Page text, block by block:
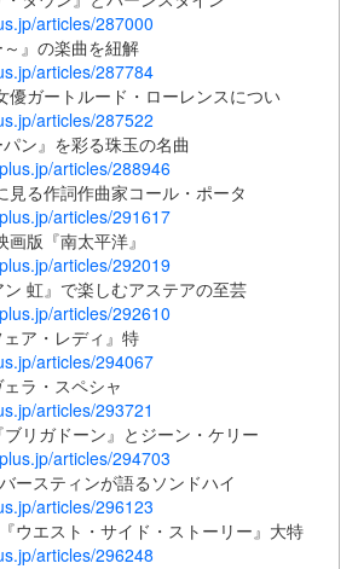
articles/287000
』の楽曲を紐解
articles/287784
優ガートルード・ローレンスについ
articles/287522
ン』を彩る珠玉の名曲
articles/288946
見る作詞作曲家コール・ポータ
articles/291617
版『南太平洋』
articles/292019
虹』で楽しむアステアの至芸
articles/292610
ア・レディ』特
articles/294067
ラ・スペシャ
articles/293721
リガドーン』とジーン・ケリー
articles/294703
スティンが語るソンドハイ
articles/296123
ウエスト・サイド・ストーリー』大特
articles/296248